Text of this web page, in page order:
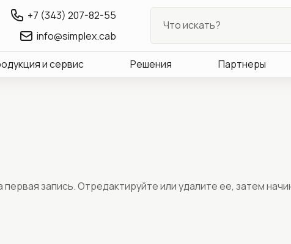
+7 (343) 207-82-55
info@simplex.cab
и сервис Решения Партнеры
запись. Отредактируйте или удалите ее, затем